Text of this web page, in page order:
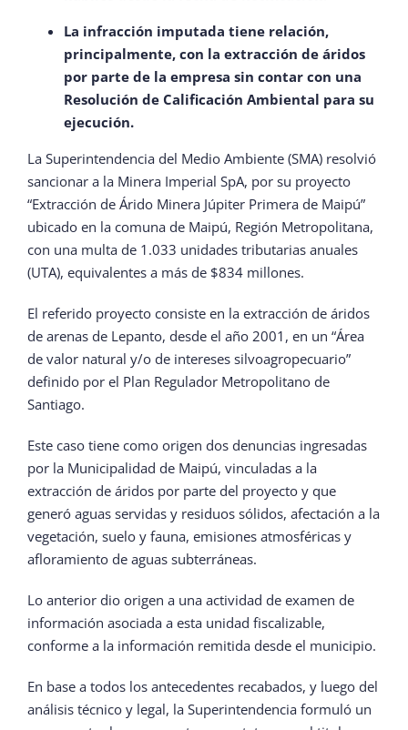
La infracción imputada tiene relación,
principalmente, con la extracción de áridos
por parte de la empresa sin contar con una
Resolución de Calificación Ambiental para su
ejecución.
La Superintendencia del Medio Ambiente (SMA) resolvió
sancionar a la Minera Imperial SpA, por su proyecto
“Extracción de Árido Minera Júpiter Primera de Maipú”
ubicado en la comuna de Maipú, Región Metropolitana,
con una multa de 1.033 unidades tributarias anuales
(UTA), equivalentes a más de $834 millones.
El referido proyecto consiste en la extracción de áridos
de arenas de Lepanto, desde el año 2001, en un “Área
de valor natural y/o de intereses silvoagropecuario”
definido por el Plan Regulador Metropolitano de
Santiago.
Este caso tiene como origen dos denuncias ingresadas
por la Municipalidad de Maipú, vinculadas a la
extracción de áridos por parte del proyecto y que
generó aguas servidas y residuos sólidos, afectación a la
vegetación, suelo y fauna, emisiones atmosféricas y
afloramiento de aguas subterráneas.
Lo anterior dio origen a una actividad de examen de
información asociada a esta unidad fiscalizable,
conforme a la información remitida desde el municipio.
En base a todos los antecedentes recabados, y luego del
análisis técnico y legal, la Superintendencia formuló un